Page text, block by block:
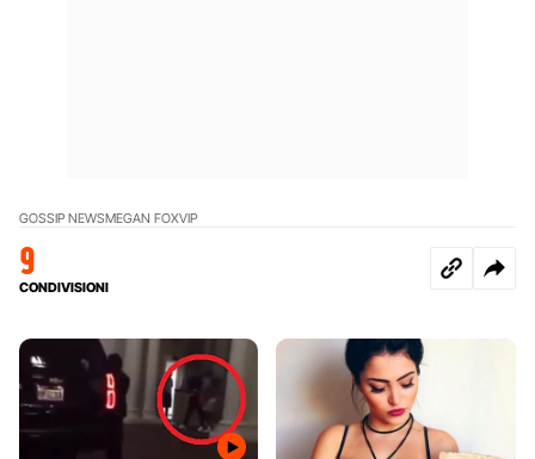
GOSSIP NEWSMEGAN FOXVIP
9
CONDIVISIONI